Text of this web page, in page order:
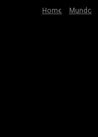
Home
Mundo